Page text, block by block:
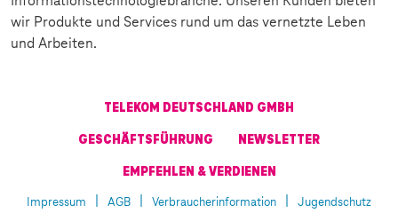
wir Produkte und Services rund um das vernetzte Leben
und Arbeiten.
TELEKOM DEUTSCHLAND GMBH
GESCHÄFTSFÜHRUNG NEWSLETTER
EMPFEHLEN & VERDIENEN
Impressum AGB Verbraucherinformation Jugendschutz